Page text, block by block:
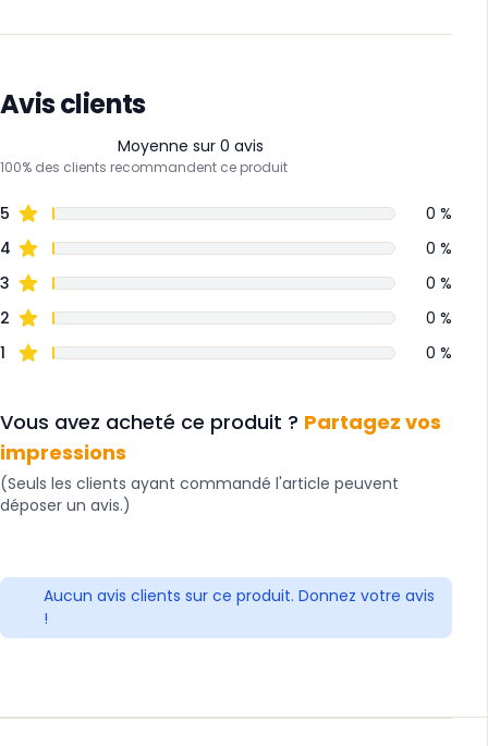
Avis clients
Moyenne sur 0 avis
100% des clients recommandent ce produit
5
0 %
4
0 %
3
0 %
2
0 %
1
0 %
Vous avez acheté ce produit ? Partagez vos
impressions
(Seuls les clients ayant commandé l'article peuvent
déposer un avis.)
Aucun avis clients sur ce produit. Donnez votre avis
!